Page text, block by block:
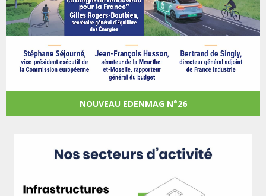
NOUVEAU EDENMAG N°26